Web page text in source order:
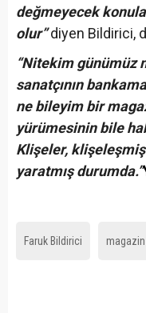
değmeyecek
olur”diyen Bildirici,
“Nitekim günümüz
sanatçının
ne bileyim bir
yürümesinin bile
Klişeler,
yaratmış durumda.”
Faruk Bildirici